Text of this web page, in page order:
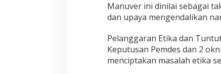
Manuver ini dinilai sebagai
dan upaya mengendalikan
Pelanggaran Etika dan
Keputusan Pemdes dan 2
menciptakan masalah etika